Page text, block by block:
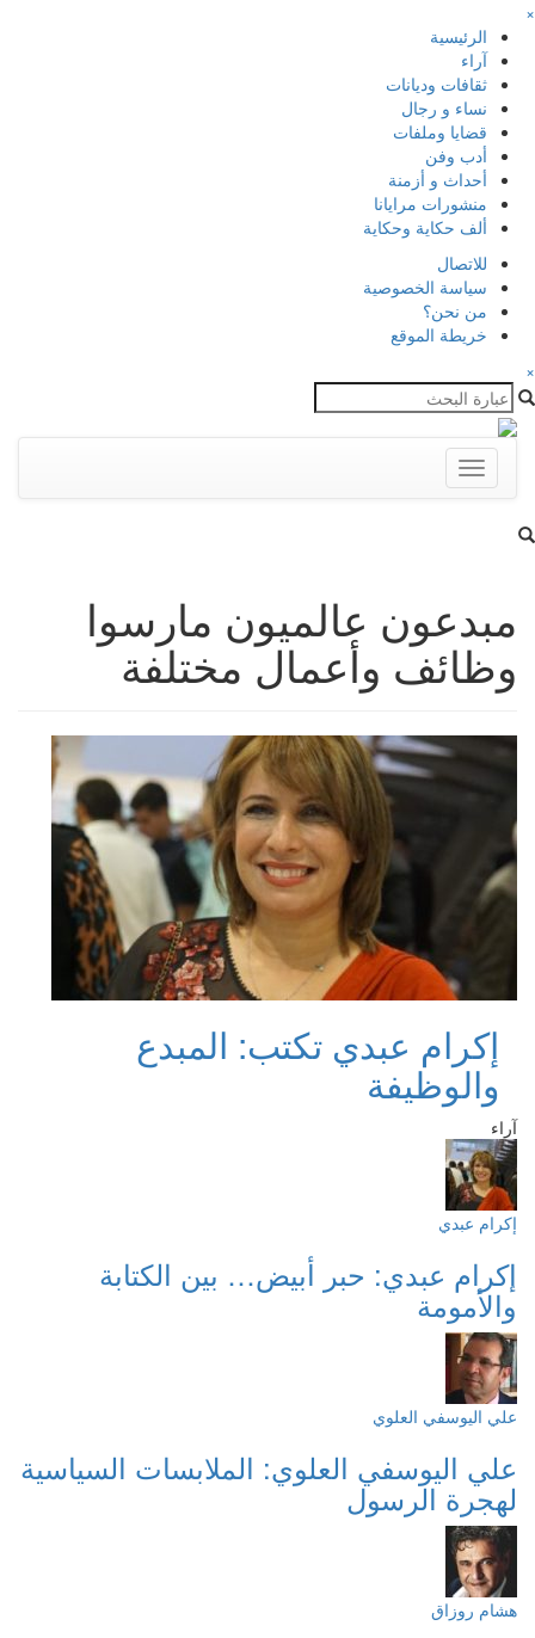
×
الرئيسية
آراء
ثقافات وديانات
نساء و رجال
قضايا وملفات
أدب وفن
أحداث و أزمنة
منشورات مرايانا
ألف حكاية وحكاية
للاتصال
سياسة الخصوصية
من نحن؟
خريطة الموقع
×
Toggle
navigation
مبدعون عالميون مارسوا
وظائف وأعمال مختلفة
إكرام عبدي تكتب: المبدع
والوظيفة
آراء
إكرام عبدي
إكرام عبدي: حبر أبيض… بين الكتابة
والأمومة
علي اليوسفي العلوي
علي اليوسفي العلوي: الملابسات السياسية
لهجرة الرسول
هشام روزاق